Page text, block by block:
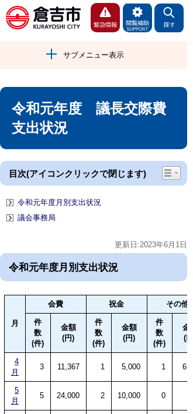
サブメニュー表示
令和元年度 議長交際費
支出状況
目次(アイコンクリックで閉じます)
令和元年度月別支出状況
議会事務局
更新日:2023年6月1日
令和元年度月別支出状況
月
会費 祝金 その他
件
数
(件)
金額
(円)
件
数
(件)
金額
(円)
件
数
(件)
金額
(円)
4
月
3 11,367 1 5,000 1
5
月
5 24,000 2 10,000 0